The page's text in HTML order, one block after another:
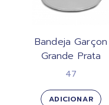
Bandeja Garçon
Grande Prata
47
ADICIONAR